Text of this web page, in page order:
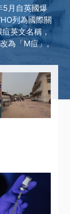
5月自英國爆
列為國際關
英文名稱，
為「M痘」。